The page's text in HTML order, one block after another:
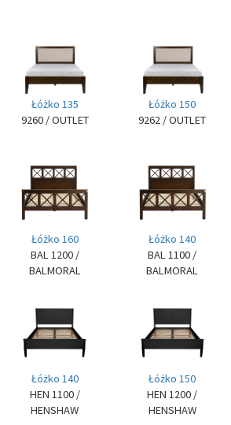
Łóżko 135
9260 / OUTLET
Łóżko 150
9262 / OUTLET
Łóżko 160
BAL 1200 /
BALMORAL
Łóżko 140
BAL 1100 /
BALMORAL
Łóżko 140
HEN 1100 /
HENSHAW
Łóżko 150
HEN 1200 /
HENSHAW